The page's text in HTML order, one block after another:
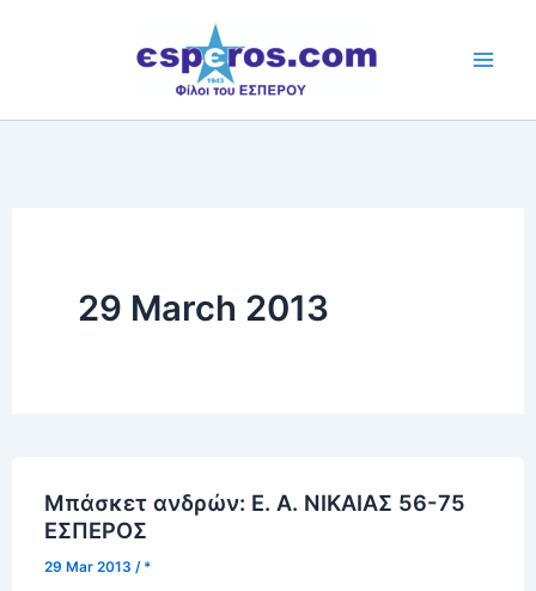
29 March 2013
Μπάσκετ ανδρών: Ε. Α. ΝΙΚΑΙΑΣ 56-75
ΕΣΠΕΡΟΣ
29 Mar 2013/ *